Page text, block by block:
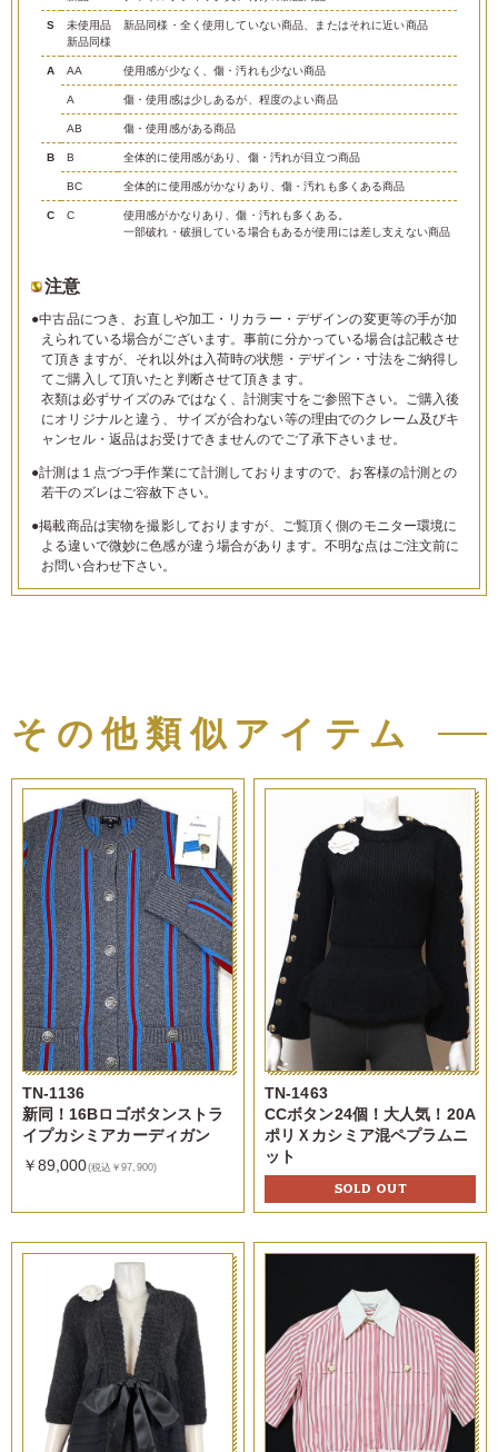
S
未使用品
新品同様
新品同様・全く使用していない商品、またはそれに近い商品
A AA 使用感が少なく、傷・汚れも少ない商品
A 傷・使用感は少しあるが、程度のよい商品
AB 傷・使用感がある商品
B B 全体的に使用感があり、傷・汚れが目立つ商品
BC 全体的に使用感がかなりあり、傷・汚れも多くある商品
C C
使用感がかなりあり、傷・汚れも多くある。
一部破れ・破損している場合もあるが使用には差し支えない商品
注意
●中古品につき、お直しや加工・リカラー・デザインの変更等の手が加
えられている場合がございます。事前に分かっている場合は記載させ
て頂きますが、それ以外は入荷時の状態・デザイン・寸法をご納得し
てご購入して頂いたと判断させて頂きます。
衣類は必ずサイズのみではなく、計測実寸をご参照下さい。ご購入後
にオリジナルと違う、サイズが合わない等の理由でのクレーム及びキ
ャンセル・返品はお受けできませんのでご了承下さいませ。
●計測は１点づつ手作業にて計測しておりますので、お客様の計測との
若干のズレはご容赦下さい。
●掲載商品は実物を撮影しておりますが、ご覧頂く側のモニター環境に
よる違いで微妙に色感が違う場合があります。不明な点はご注文前に
お問い合わせ下さい。
その他類似アイテム
TN-1136
新同！16Bロゴボタンストラ
イプカシミアカーディガン
￥89,000(税込￥97,900)
TN-1463
CCボタン24個！大人気！20A
ポリＸカシミア混ペプラムニ
ット
SOLD OUT